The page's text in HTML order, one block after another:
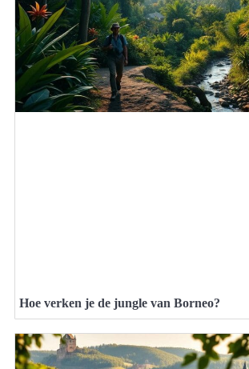
Hoe verken je de jungle van Borneo?